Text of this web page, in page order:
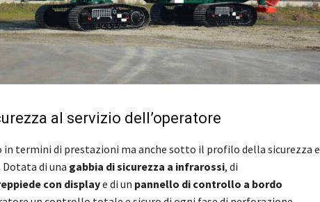
al servizio dell’operatore
in termini di prestazioni ma anche sotto il profilo della sicurezza e
di una gabbia di sicurezza a infrarossi, di
con displaye di un pannello di controllo a bordo